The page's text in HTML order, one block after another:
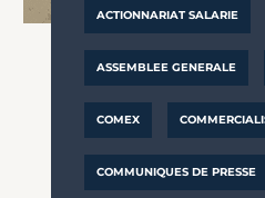
ACTIONNARIAT SALARIE
ASSEMBLEE GENERALE
COMEX
COMMUNIQUES DE PRESSE